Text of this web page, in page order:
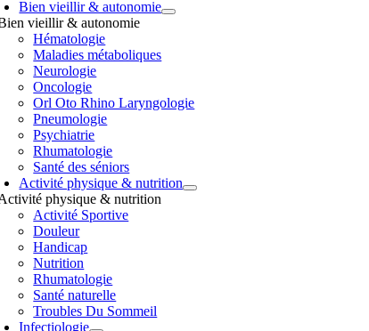
Bien vieillir & autonomie
vieillir & autonomie
Hématologie
Maladies métaboliques
Neurologie
Oncologie
Orl Oto Rhino Laryngologie
Pneumologie
Psychiatrie
Rhumatologie
Santé des séniors
Activité physique & nutrition
physique & nutrition
Activité Sportive
Douleur
Handicap
Nutrition
Rhumatologie
Santé naturelle
Troubles Du Sommeil
Infectiologie